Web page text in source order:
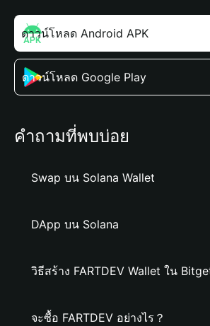
ดาวน์โหลด Android APK
ดาวน์โหลด Google Play
คำถามที่พบบ่อย
Swap บน Solana Wallet
DApp บน Solana
วิธีสร้าง FARTDEV Wallet ใน
จะซื้อ FARTDEV อย่างไร？